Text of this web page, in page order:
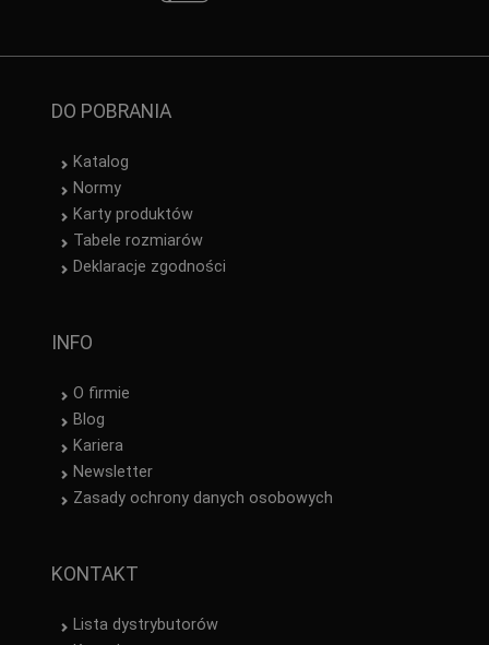
DO POBRANIA
Katalog
Normy
Karty produktów
Tabele rozmiarów
Deklaracje zgodności
INFO
O firmie
Blog
Kariera
Newsletter
Zasady ochrony danych osobowych
KONTAKT
Lista dystrybutorów